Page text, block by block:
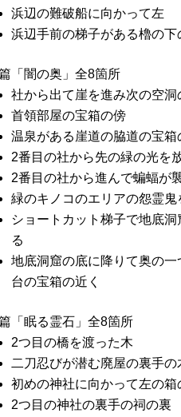
浜辺の難破船に向かって左
浜辺手前の梯子がある櫓の下
「闇の奥」全8箇所
社から出て崖を進み次の空
首領部屋の宝箱の傍
温泉がある崖道の脇道の宝箱
2番目の社から先の緑の光を
2番目の社から進んで蝙蝠が
緑のキノコのエリアの怨霊
ショートカット梯子で地底
る
地底洞窟の底に降りて奥の
台の宝箱の近く
「眠る霊石」全8箇所
2つ目の橋を渡った木
二刀忍びが潜む廃屋の裏手の
初めの神社に向かって左の箱
2つ目の神社の裏手の祠の裏